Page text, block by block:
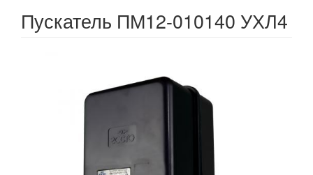
Пускатель ПМ12-010140 УХЛ4